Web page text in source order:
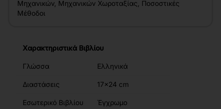
Μηχανικών Μηχανικών Χωροταξίας Ποσοστικές
Μέθοδοι
Χαρακτηριστικά Βιβλίου
Γλώσσα Ελληνικά
Διαστάσεις 17x24 cm
Εσωτερικό Βιβλίου Έγχρωμο